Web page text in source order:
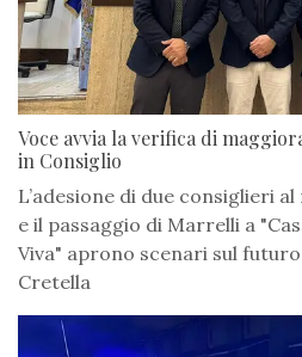
Voce avvia la verifica di
in Consiglio
L’adesione di due consiglieri
e il passaggio di Marrelli a
Viva" aprono scenari sul
Cretella